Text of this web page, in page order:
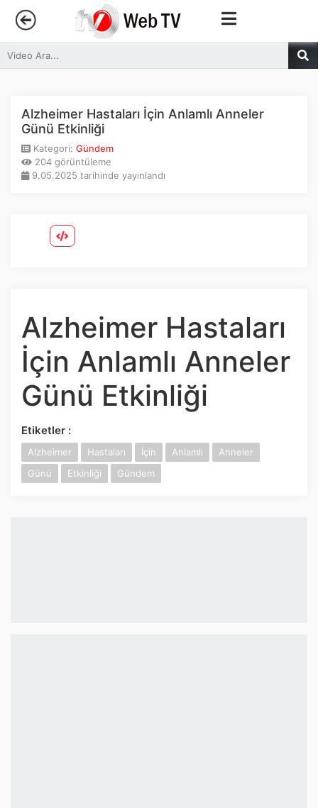
Anasayfa
Canlı Yayın
Kategoriler
İnstagram
Twitter
Google Play
Alzheimer Hastaları İçin Anlamlı Anneler
Günü Etkinliği
Kategori: Gündem
204 görüntüleme
9.05.2025 tarihinde yayınlandı
Alzheimer Hastaları
İçin Anlamlı Anneler
Günü Etkinliği
Etiketler :
Alzheimer Hastaları İçin Anlamlı
Anneler
Günü
Etkinliği Gündem